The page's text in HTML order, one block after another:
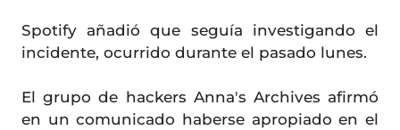
Spotify añadió que seguía investigando el
incidente, ocurrido durante el pasado lunes.
El grupo de hackers Anna's Archives afirmó
en un comunicado haberse apropiado en el